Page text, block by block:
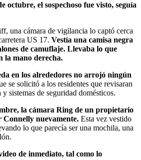
octubre, el sospechoso fue visto, seguía
una cámara de vigilancia lo captó cerca
US 17. Vestía una camisa negra
de camuflaje. Llevaba lo que
la mano derecha.
en los alrededores no arrojó ningún
se solicitó a los residentes que revisaran
sistemas de seguridad domésticos.
la cámara Ring de un propietario
Connelly nuevamente. Esta vez vestido
lo que parecía ser una mochila, una
de inmediato, tal como lo